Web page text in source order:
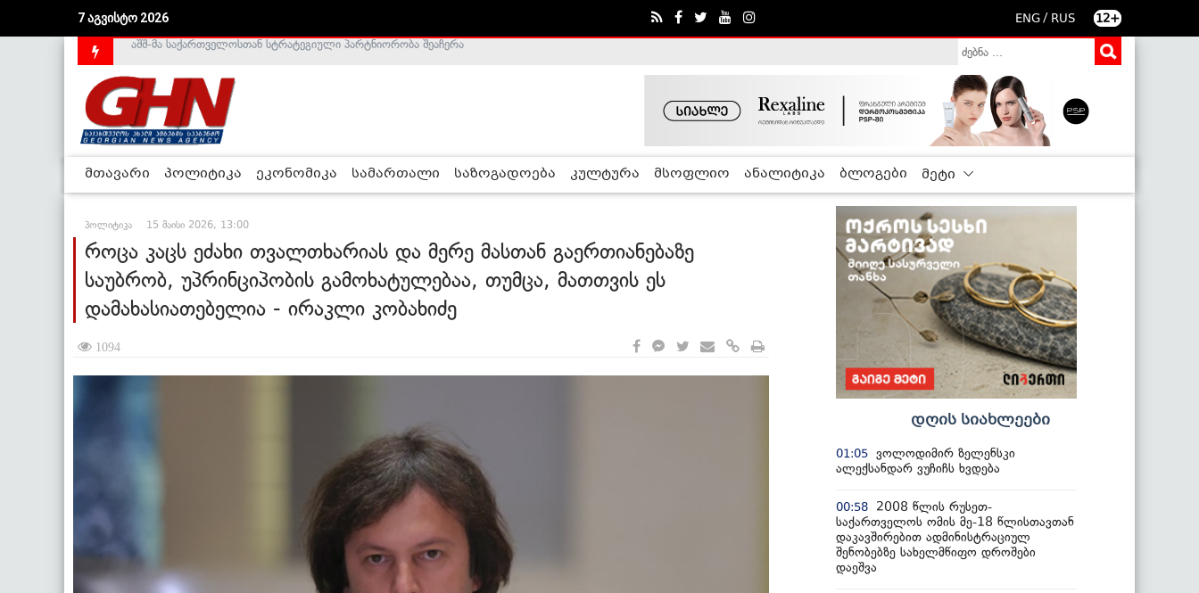
7 აგვისტო 2026 ENG / RUS 12+
საქართველოს დე-ფაქტო მთავრობა არალეგიტიმურია - ჰელსინკის კომისია
მთავარი პოლიტიკა ეკონომიკა სამართალი საზოგადოება კულტურა მსოფლიო ანალიტიკა ბლოგები მეტი
პოლიტიკა 15 მაისი 2026, 13:00
როცა კაცს ეძახი თვალთხარიას და მერე მასთან გაერთიანებაზე
საუბრობ, უპრინციპობის გამოხატულებაა, თუმცა, მათთვის ეს
დამახასიათებელია - ირაკლი კობახიძე
1094
დღის სიახლეები
01:05 ვოლოდიმირ ზელენსკი
ალექსანდარ ვუჩიჩს ხვდება
00:58
2008 წლის რუსეთ-
საქართველოს ომის მე-18 წლისთავთან
დაკავშირებით ადმინისტრაციულ
შენობებზე სახელმწიფო დროშები
დაეშვა